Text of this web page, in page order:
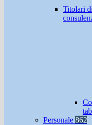
Titolari
Personale 862